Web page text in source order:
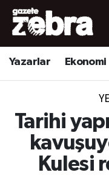
Yazarlar Ekonomi
Tarihi
Kulesi
Yazarlar
Ekonomi
Yerel
Spor
Nöbetçi
Hava Durumu
Süper Lig
Tüm